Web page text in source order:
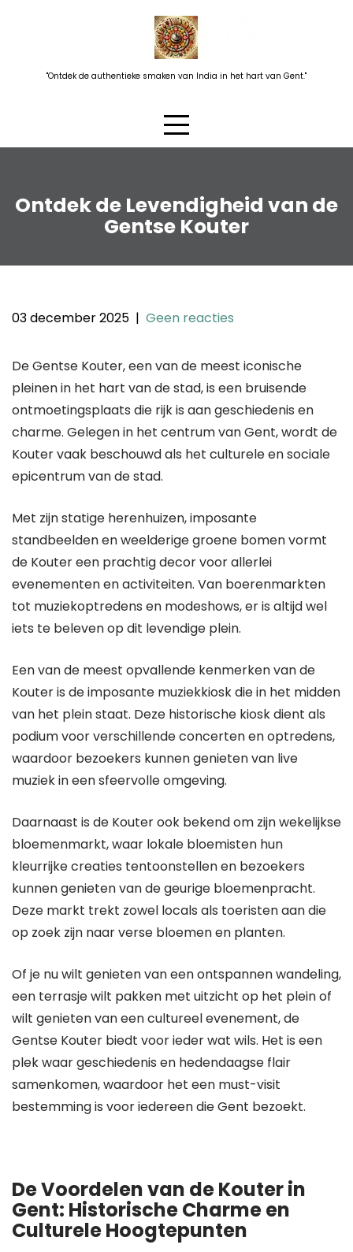
"Ontdek de authentieke smaken van India in het hart van Gent."
Ontdek de Levendigheid van de
Gentse Kouter
03 december 2025 | Geen reacties
De Gentse Kouter, een van de meest iconische
pleinen in het hart van de stad, is een bruisende
ontmoetingsplaats die rijk is aan geschiedenis en
charme. Gelegen in het centrum van Gent, wordt de
Kouter vaak beschouwd als het culturele en sociale
epicentrum van de stad.
Met zijn statige herenhuizen, imposante
standbeelden en weelderige groene bomen vormt
de Kouter een prachtig decor voor allerlei
evenementen en activiteiten. Van boerenmarkten
tot muziekoptredens en modeshows, er is altijd wel
iets te beleven op dit levendige plein.
Een van de meest opvallende kenmerken van de
Kouter is de imposante muziekkiosk die in het midden
van het plein staat. Deze historische kiosk dient als
podium voor verschillende concerten en optredens,
waardoor bezoekers kunnen genieten van live
muziek in een sfeervolle omgeving.
Daarnaast is de Kouter ook bekend om zijn wekelijkse
bloemenmarkt, waar lokale bloemisten hun
kleurrijke creaties tentoonstellen en bezoekers
kunnen genieten van de geurige bloemenpracht.
Deze markt trekt zowel locals als toeristen aan die
op zoek zijn naar verse bloemen en planten.
Of je nu wilt genieten van een ontspannen wandeling,
een terrasje wilt pakken met uitzicht op het plein of
wilt genieten van een cultureel evenement, de
Gentse Kouter biedt voor ieder wat wils. Het is een
plek waar geschiedenis en hedendaagse flair
samenkomen, waardoor het een must-visit
bestemming is voor iedereen die Gent bezoekt.
De Voordelen van de Kouter in
Gent: Historische Charme en
Culturele Hoogtepunten